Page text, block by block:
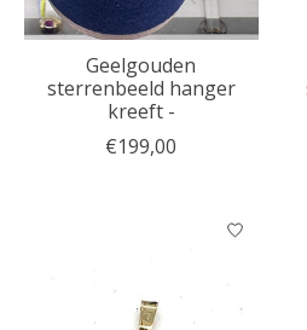
Geelgouden
sterrenbeeld hanger
kreeft -
€199,00